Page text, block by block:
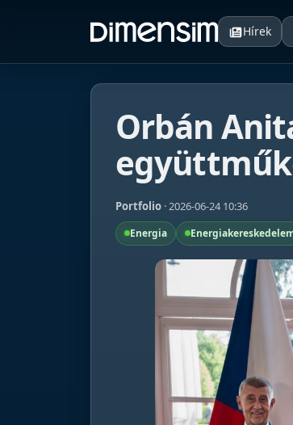
Hírek
Orbán
Portfolio · 2026-06-24 10:36
Energia